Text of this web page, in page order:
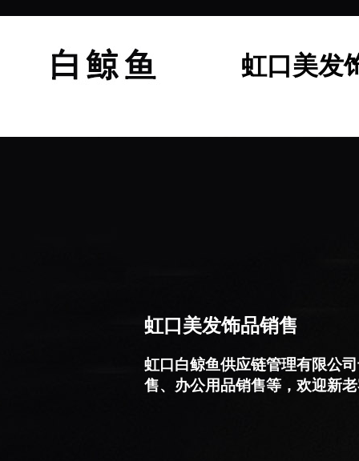
虹口美发
虹口美发饰品销售
虹口白鲸鱼供应链管理有限公
售、办公用品销售等，欢迎新